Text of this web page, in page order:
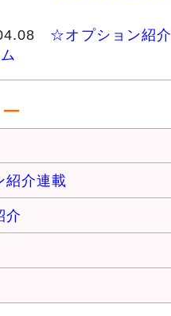
☆オプション紹
紹介連載
介